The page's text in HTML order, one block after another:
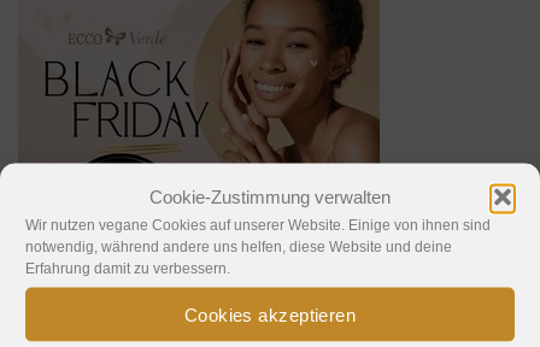
Cookie-Zustimmung verwalten
Wir nutzen vegane Cookies auf unserer Website. Einige von ihnen sind
notwendig, während andere uns helfen, diese Website und deine
Erfahrung damit zu verbessern.
Cookies akzeptieren